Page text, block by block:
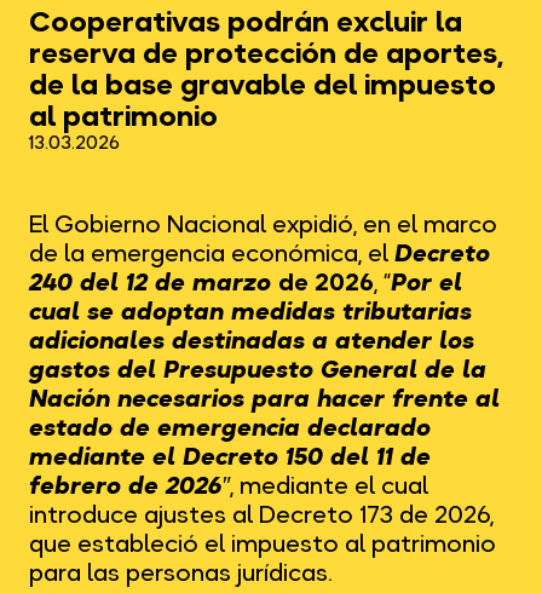
Cooperativas podrán excluir la
reserva de protección de aportes,
de la base gravable del impuesto
al patrimonio
13.03.2026
El Gobierno Nacional expidió, en el marco
de la emergencia económica, elDecreto
240 del 12 de marzo de 2026, “Por el
cual se adoptan medidas tributarias
adicionales destinadas a atender los
gastos del Presupuesto General de la
Nación necesarios para hacer frente al
estado de emergencia declarado
mediante el Decreto 150 del 11 de
febrero de 2026″, mediante el cual
introduce ajustes al Decreto 173 de 2026,
que estableció el impuesto al patrimonio
para las personas jurídicas.